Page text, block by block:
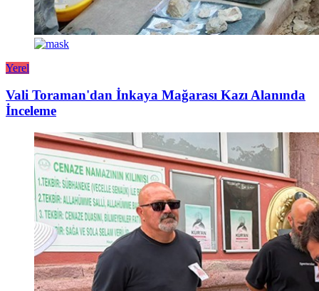
Yerel
Vali Toraman'dan İnkaya Mağarası Kazı Alanında
İnceleme